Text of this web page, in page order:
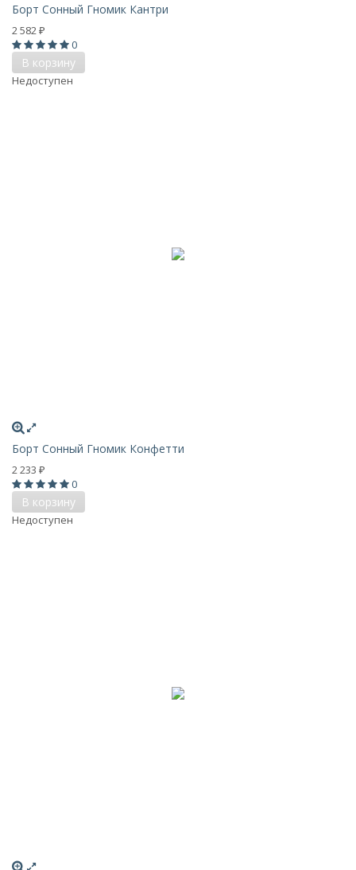
Борт Сонный Гномик Кантри
2 582 ₽
0
В корзину
Недоступен
Борт Сонный Гномик Конфетти
2 233 ₽
0
В корзину
Недоступен